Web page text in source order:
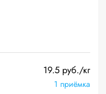
19.5 руб./кг
1 приёмка